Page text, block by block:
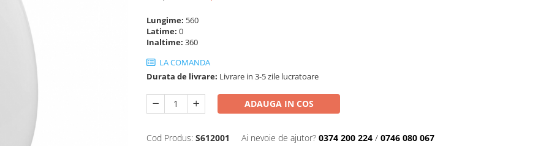
Lungime: 560
Latime: 0
Inaltime: 360
LA COMANDA
Durata de livrare: Livrare in 3-5 zile lucratoare
ADAUGA IN COS
Cod Produs: S612001 Ai nevoie de ajutor? 0374 200 224 / 0746 080 067